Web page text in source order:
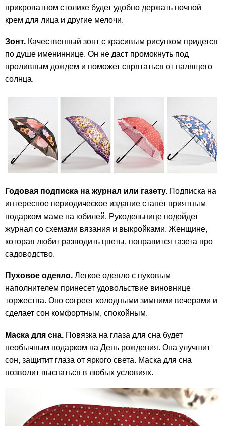
прикроватном столике будет удобно держать ночной
крем для лица и другие мелочи.
Зонт. Качественный зонт с красивым рисунком придется
по душе имениннице. Он не даст промокнуть под
проливным дождем и поможет спрятаться от палящего
солнца.
Годовая подписка на журнал или газету. Подписка на
интересное периодическое издание станет приятным
подарком маме на юбилей. Рукодельнице подойдет
журнал со схемами вязания и выкройками. Женщине,
которая любит разводить цветы, понравится газета про
садоводство.
Пуховое одеяло. Легкое одеяло с пуховым
наполнителем принесет удовольствие виновнице
торжества. Оно согреет холодными зимними вечерами и
сделает сон комфортным, спокойным.
Маска для сна. Повязка на глаза для сна будет
необычным подарком на День рождения. Она улучшит
сон, защитит глаза от яркого света. Маска для сна
позволит выспаться в любых условиях.